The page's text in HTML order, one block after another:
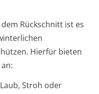
Rückschnitt ist es
Hierfür bieten
Stroh oder